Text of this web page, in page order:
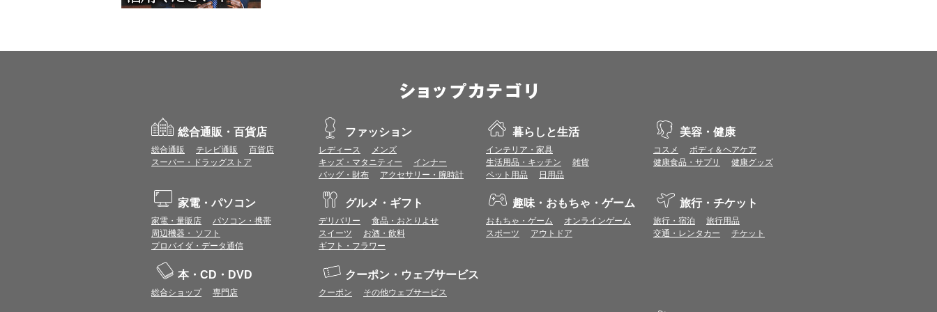
本サービスではCookieとJavaScriptの機能を使用している為、CookieとJavaScriptが使用できる環境でご利用ください。
ワールドプレゼントのポイント通常1倍分に加え、上乗せとなる1〜19倍分のポイントまたは表示ポイント数をプレミアムポイ
プレミアムポイント付与の対象は、商品代金のみ（税・送料等を除く）となります。
プレミアムポイントの付与予定時期は、カードご利用代金のご請求月と異なる場合があります。ポイント付与時期はショップご
200円のご利用につき1ポイントとして計算されるため、一部の法人カード等につきましては表示ポイント数と付与ポイント数
が異なる場合があります。
対象サイトにアクセス後、カード決済前に別サイトにアクセスした場合は、ポイントは付きません。
商品購入後、購入内容等に変更があった場合は、プレミアムポイント付与の対象とならない場合があります。
商品をキャンセル・返品した場合は、プレミアムポイント付与の対象となりません。
同一ショップで複数回ご利用される場合は、1回のご利用ごとにポイントUPモールから再度ショップへアクセスしてください。
プレミアムポイントはワールドプレゼントのポイントとして景品等に交換できます。
一部対象外となるサービスがあります。
に届く注文番号等の記載のあるメールを必ず保管してください。
各ショップのアプリ上で購入した場合はポイントUPの対象外となります。
※ご利用のOSバージョンやセキュリティソフトにより、自動的にショップアプリが起動して、その後ブラウザのショップサイ
総合通販・百貨店
総合通販 テレビ通販
百貨店
スーパー・ドラッグストア
ファッション
レディース
メンズ
キッズ・マタニティー
インナー
バッグ・財布
アクセサリー・腕時計
暮らしと生活
インテリア・家具
生活用品・キッチン
雑貨
ペット用品
日用品
美容・健康
コスメ
ボディ＆ヘアケア
健康食品・サプリ
健康グッズ
家電・パソコン
家電・量販店
パソコン・携帯
周辺機器・ ソフト
プロバイダ・データ通信
グルメ・ギフト
デリバリー
食品・おとりよせ
スイーツ
お酒・飲料
ギフト・フラワー
趣味・おもちゃ・ゲーム
おもちゃ・ゲーム
オンラインゲーム
スポーツ
アウトドア
旅行・チケット
旅行・宿泊
旅行用品
交通・レンタカー
チケット
本・CD・DVD
総合ショップ 専門店
クーポン・ウェブサービス
クーポン その他ウェブサービス